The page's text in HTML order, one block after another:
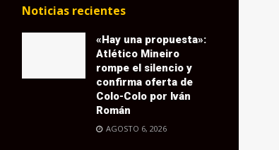
Noticias recientes
«Hay una propuesta»:
Atlético Mineiro
rompe el silencio y
confirma oferta de
Colo-Colo por Iván
Román
AGOSTO 6, 2026